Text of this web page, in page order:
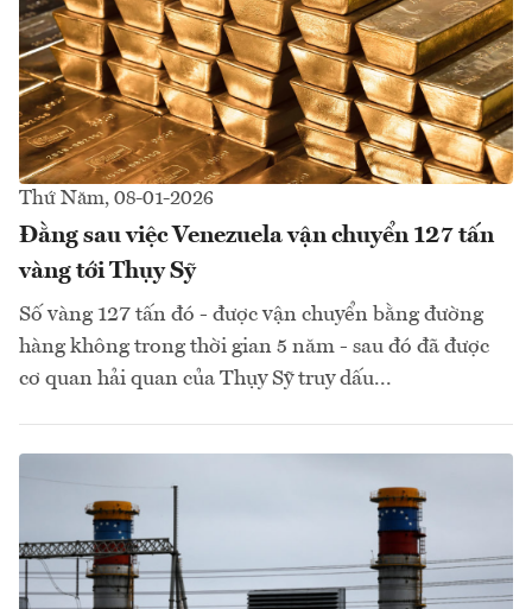
Thứ Năm, 08-01-2026
Đằng sau việc Venezuela vận chuyển 127 tấn
vàng tới Thụy Sỹ
Số vàng 127 tấn đó - được vận chuyển bằng đường
hàng không trong thời gian 5 năm - sau đó đã được
cơ quan hải quan của Thụy Sỹ truy dấu...